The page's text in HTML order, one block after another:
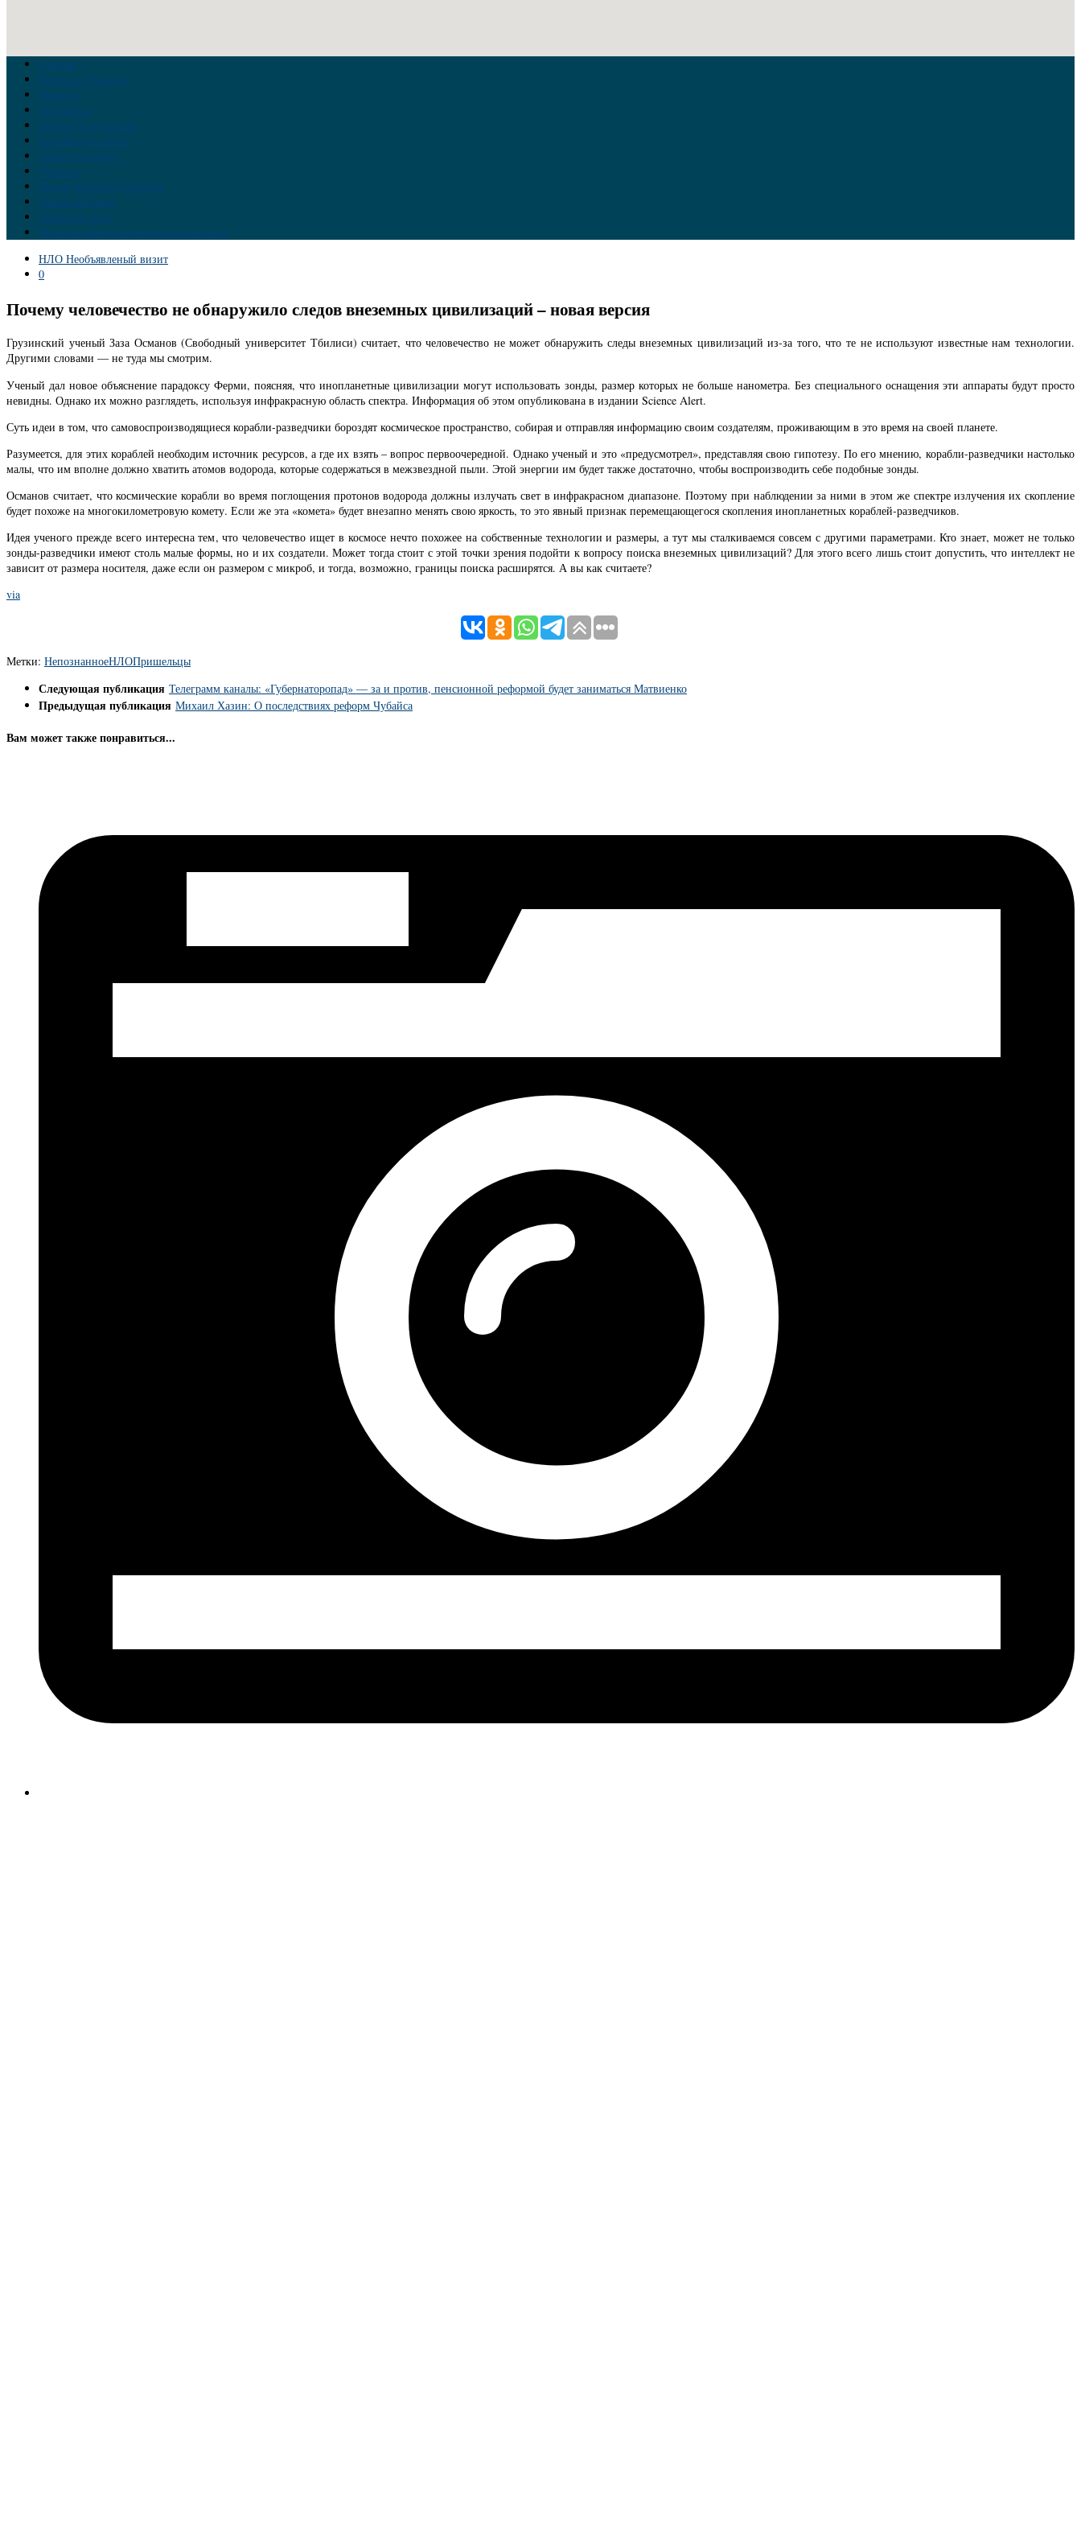
Главная
Война на Украине
Новости
Аналитика
Тайны Геополитики
Российские элиты
Теория заговора
Украина
Новый Мировой Порядок
Тайны истории
Обратная связь
Правила комментирования материалов
НЛО Необъявленый визит
0
Почему человечество не обнаружило следов внеземных цивилизаций – новая версия
Грузинский ученый Заза Османов (Свободный университет Тбилиси) считает, что человечество не может обнаружить следы внеземных цивилизаций из-за того, что те не используют известные нам технологии.
Другими словами — не туда мы смотрим.
Ученый дал новое объяснение парадоксу Ферми, поясняя, что инопланетные цивилизации могут использовать зонды, размер которых не больше нанометра. Без специального оснащения эти аппараты будут просто
невидны. Однако их можно разглядеть, используя инфракрасную область спектра. Информация об этом опубликована в издании Science Alert.
Суть идеи в том, что самовоспроизводящиеся корабли-разведчики бороздят космическое пространство, собирая и отправляя информацию своим создателям, проживающим в это время на своей планете.
Разумеется, для этих кораблей необходим источник ресурсов, а где их взять – вопрос первоочередной. Однако ученый и это «предусмотрел», представляя свою гипотезу. По его мнению, корабли-разведчики настолько
малы, что им вполне должно хватить атомов водорода, которые содержаться в межзвездной пыли. Этой энергии им будет также достаточно, чтобы воспроизводить себе подобные зонды.
Османов считает, что космические корабли во время поглощения протонов водорода должны излучать свет в инфракрасном диапазоне. Поэтому при наблюдении за ними в этом же спектре излучения их скопление
будет похоже на многокилометровую комету. Если же эта «комета» будет внезапно менять свою яркость, то это явный признак перемещающегося скопления инопланетных кораблей-разведчиков.
Идея ученого прежде всего интересна тем, что человечество ищет в космосе нечто похожее на собственные технологии и размеры, а тут мы сталкиваемся совсем с другими параметрами. Кто знает, может не только
зонды-разведчики имеют столь малые формы, но и их создатели. Может тогда стоит с этой точки зрения подойти к вопросу поиска внеземных цивилизаций? Для этого всего лишь стоит допустить, что интеллект не
зависит от размера носителя, даже если он размером с микроб, и тогда, возможно, границы поиска расширятся. А вы как считаете?
via
Метки: НепознанноеНЛОПришельцы
Следующая публикация Телеграмм каналы: «Губернаторопад» — за и против, пенсионной реформой будет заниматься Матвиенко
Предыдущая публикация Михаил Хазин: О последствиях реформ Чубайса
Вам может также понравиться...